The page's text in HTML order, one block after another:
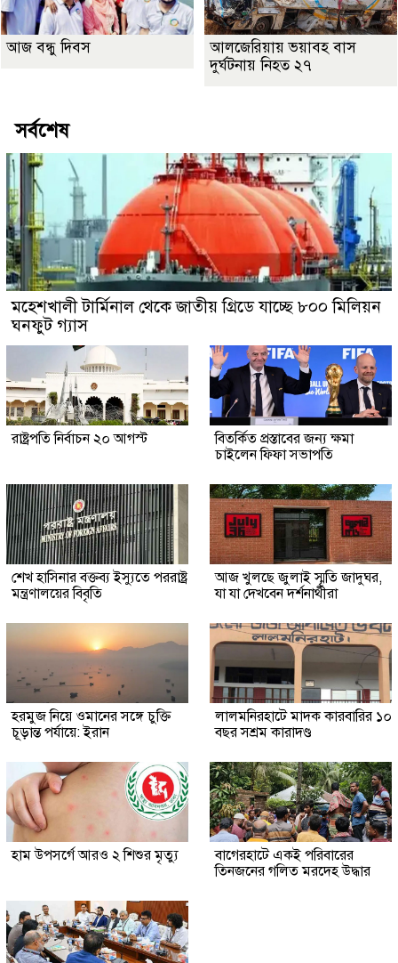
আজ বন্ধু দিবস
আলজেরিয়ায় ভয়াবহ বাস
দুর্ঘটনায় নিহত ২৭
সর্বশেষ
মহেশখালী টার্মিনাল থেকে জাতীয় গ্রিডে যাচ্ছে ৮০০ মিলিয়ন
ঘনফুট গ্যাস
রাষ্ট্রপতি নির্বাচন ২০ আগস্ট
বিতর্কিত প্রস্তাবের জন্য ক্ষমা
চাইলেন ফিফা সভাপতি
শেখ হাসিনার বক্তব্য ইস্যুতে পররাষ্ট্র
মন্ত্রণালয়ের বিবৃতি
আজ খুলছে জুলাই স্মৃতি জাদুঘর,
যা যা দেখবেন দর্শনার্থীরা
হরমুজ নিয়ে ওমানের সঙ্গে চুক্তি
চূড়ান্ত পর্যায়ে: ইরান
লালমনিরহাটে মাদক কারবারির ১০
বছর সশ্রম কারাদণ্ড
হাম উপসর্গে আরও ২ শিশুর মৃত্যু
‎বাগেরহাটে একই পরিবারের
তিনজনের গলিত মরদেহ উদ্ধার